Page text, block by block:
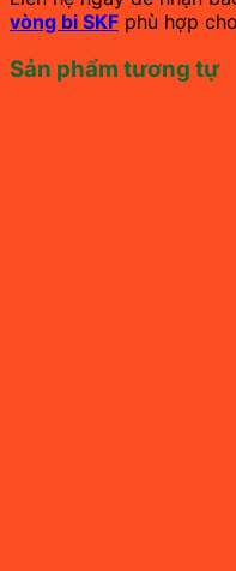
vòng bi SKF phù hợp
Sản phẩm tương tự